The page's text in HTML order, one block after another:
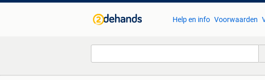
Help en info Voorwaarden